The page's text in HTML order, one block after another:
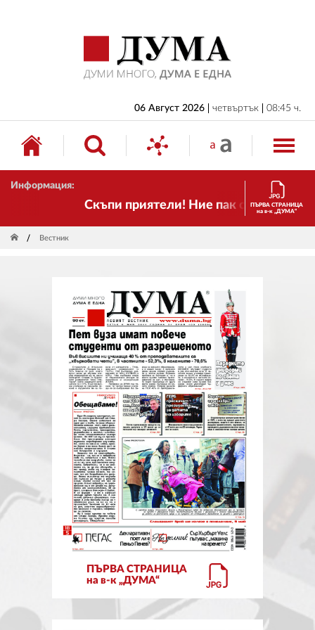
06 Август 2026 четвъртък 08:45 ч.
Информация:
Скъпи приятели! Ние пак сме тук!ПЪРВА СТРАНИЦА
на в-к „ДУМА“
Вестник
ПЪРВА СТРАНИЦА
на в-к „ДУМА“
БЪЛГАРИЯ
ИКОНОМИКА
ИЗБОРИ
СВЯТ
ДРУГИ
ЗА НАС
АВТОРИ
РЕДАКЦИЯ
КОНТАКТИ
РЕКЛАМА
АБОНАМЕНТ
УСЛОВИЯ ЗА ПОЛЗВАНЕ
ПОЛИТИКА ЗА БИСКВИТКИТЕ
ПОЛИТИКАТА ЗА
ПОВЕРИТЕЛНОСТ